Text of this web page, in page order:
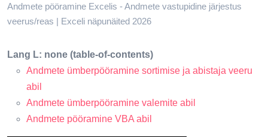
Andmete pööramine Excelis - Andmete vastupidine järjestus
veerus/reas | Exceli näpunäited 2026
Lang L: none (table-of-contents)
Andmete ümberpööramine sortimise ja abistaja veeru
abil
Andmete ümberpööramine valemite abil
Andmete pööramine VBA abil